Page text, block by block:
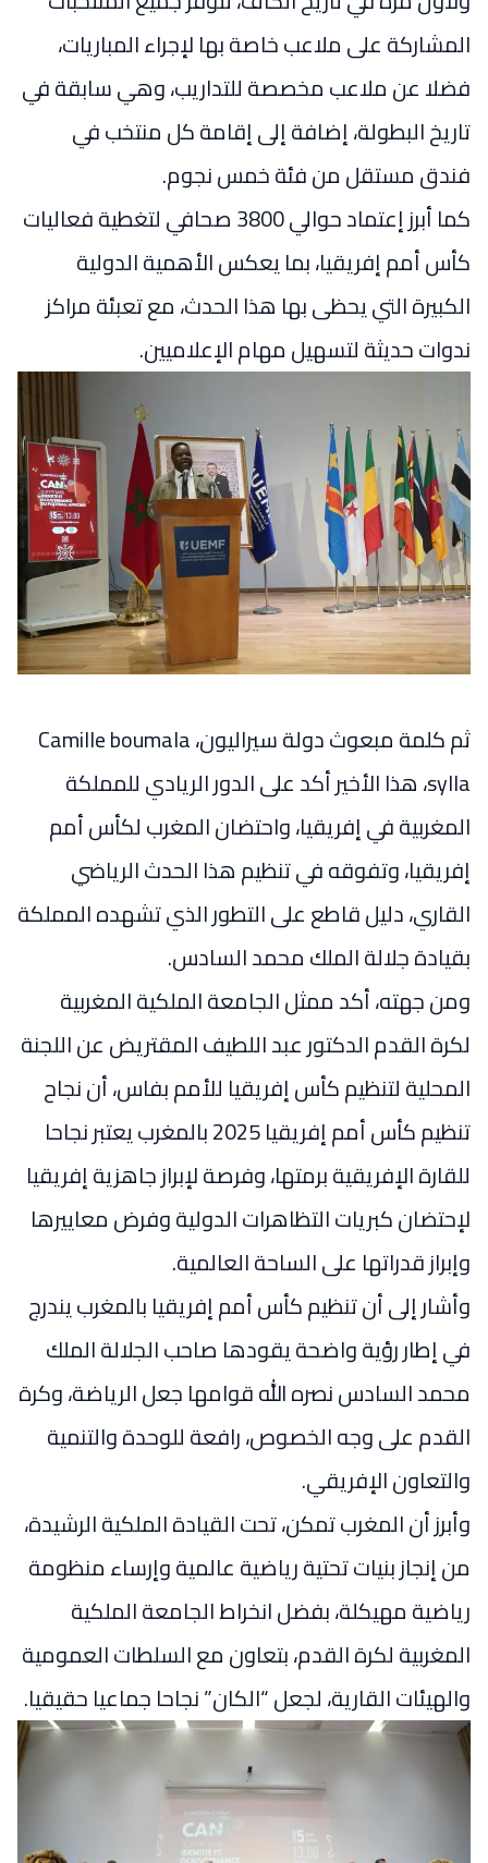
المشاركة على ملاعب خاصة بها لإجراء المباريات،
فضلا عن ملاعب مخصصة للتداريب، وهي سابقة في
تاريخ البطولة، إضافة إلى إقامة كل منتخب في
فندق مستقل من فئة خمس نجوم.
كما أبرز إعتماد حوالي 3800 صحافي لتغطية فعاليات
كأس أمم إفريقيا، بما يعكس الأهمية الدولية
الكبيرة التي يحظى بها هذا الحدث، مع تعبئة مراكز
ندوات حديثة لتسهيل مهام الإعلاميين.
ثم كلمة مبعوث دولة سيراليون، Camille boumala
sylla، هذا الأخير أكد على الدور الريادي للمملكة
المغربية في إفريقيا، واحتضان المغرب لكأس أمم
إفريقيا، وتفوقه في تنظيم هذا الحدث الرياضي
القاري، دليل قاطع على التطور الذي تشهده المملكة
بقيادة جلالة الملك محمد السادس.
ومن جهته، أكد ممثل الجامعة الملكية المغربية
لكرة القدم الدكتور عبد اللطيف المقتريض عن اللجنة
المحلية لتنظيم كأس إفريقيا للأمم بفاس، أن نجاح
تنظيم كأس أمم إفريقيا 2025 بالمغرب يعتبر نجاحا
للقارة الإفريقية برمتها، وفرصة لإبراز جاهزية إفريقيا
لإحتضان كبريات التظاهرات الدولية وفرض معاييرها
وإبراز قدراتها على الساحة العالمية.
وأشار إلى أن تنظيم كأس أمم إفريقيا بالمغرب يندرج
في إطار رؤية واضحة يقودها صاحب الجلالة الملك
محمد السادس نصره الله قوامها جعل الرياضة، وكرة
القدم على وجه الخصوص، رافعة للوحدة والتنمية
والتعاون الإفريقي.
وأبرز أن المغرب تمكن، تحت القيادة الملكية الرشيدة،
من إنجاز بنيات تحتية رياضية عالمية وإرساء منظومة
رياضية مهيكلة، بفضل انخراط الجامعة الملكية
المغربية لكرة القدم، بتعاون مع السلطات العمومية
والهيئات القارية، لجعل “الكان” نجاحا جماعيا حقيقيا.